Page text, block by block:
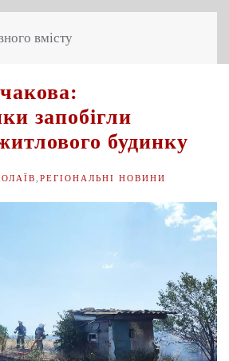
вмісту
запобігли
будинку
РЕГІОНАЛЬНІ НОВИНИ